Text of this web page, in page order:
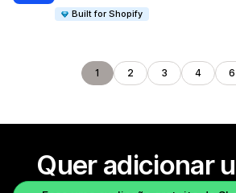
Built for Shopify
1 2 3 4 6
Quer adicionar